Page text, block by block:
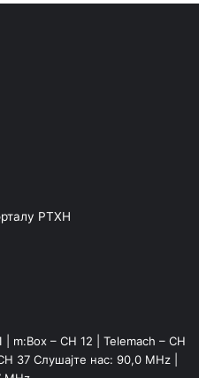
РТХН
| m:Box – CH 12 | Telemach – CH
37 Слушајте нас: 90,0 MHz |